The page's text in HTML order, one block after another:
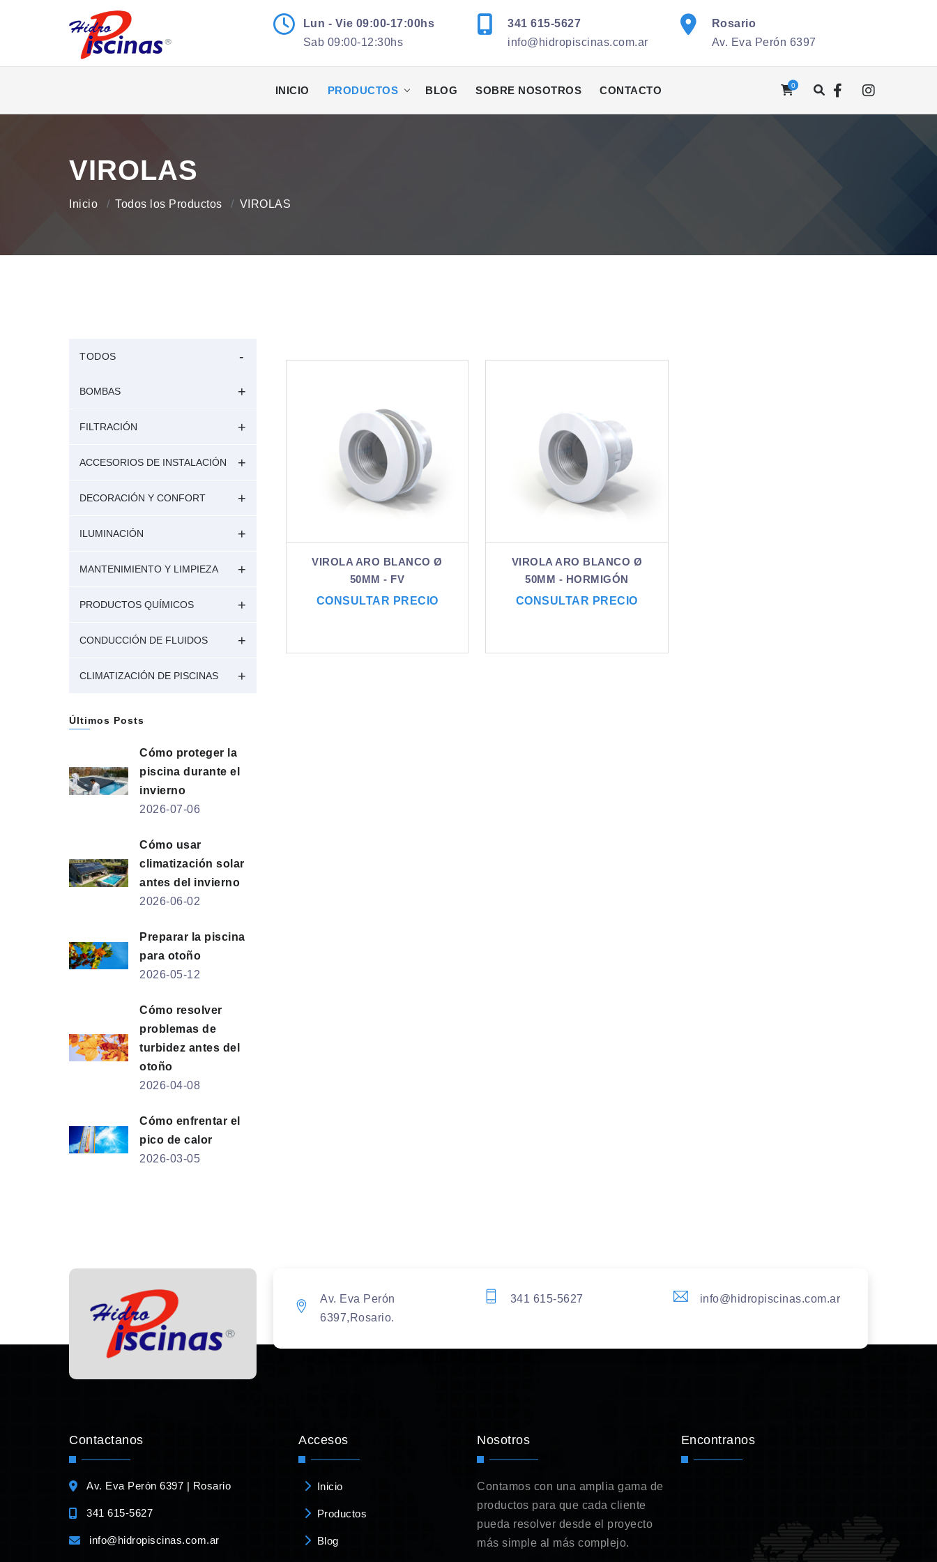
Lun - Vie 09:00-17:00hs
Sab 09:00-12:30hs
341 615-5627
info@hidropiscinas.com.ar
Rosario
Av. Eva Perón 6397
INICIO PRODUCTOS BLOG SOBRE NOSOTROS CONTACTO 0
VIROLAS
Inicio Todos los Productos VIROLAS
TODOS
BOMBAS
FILTRACIÓN
ACCESORIOS DE INSTALACIÓN
DECORACIÓN Y CONFORT
ILUMINACIÓN
MANTENIMIENTO Y LIMPIEZA
PRODUCTOS QUÍMICOS
CONDUCCIÓN DE FLUIDOS
CLIMATIZACIÓN DE PISCINAS
Últimos Posts
Cómo proteger la
piscina durante el
invierno
2026-07-06
Cómo usar
climatización solar
antes del invierno
2026-06-02
Preparar la piscina
para otoño
2026-05-12
Cómo resolver
problemas de
turbidez antes del
otoño
2026-04-08
Cómo enfrentar el
pico de calor
2026-03-05
VIROLA ARO BLANCO Ø
50MM - FV
CONSULTAR PRECIO
VIROLA ARO BLANCO Ø
50MM - HORMIGÓN
CONSULTAR PRECIO
Av. Eva Perón
6397,Rosario.
341 615-5627 info@hidropiscinas.com.ar
Contactanos
Av. Eva Perón 6397 | Rosario
341 615-5627
info@hidropiscinas.com.ar
Accesos
Inicio
Productos
Blog
Nosotros
Contamos con una amplia gama de
productos para que cada cliente
pueda resolver desde el proyecto
más simple al más complejo.
Encontranos